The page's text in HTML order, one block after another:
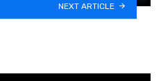
NEXT ARTICLE